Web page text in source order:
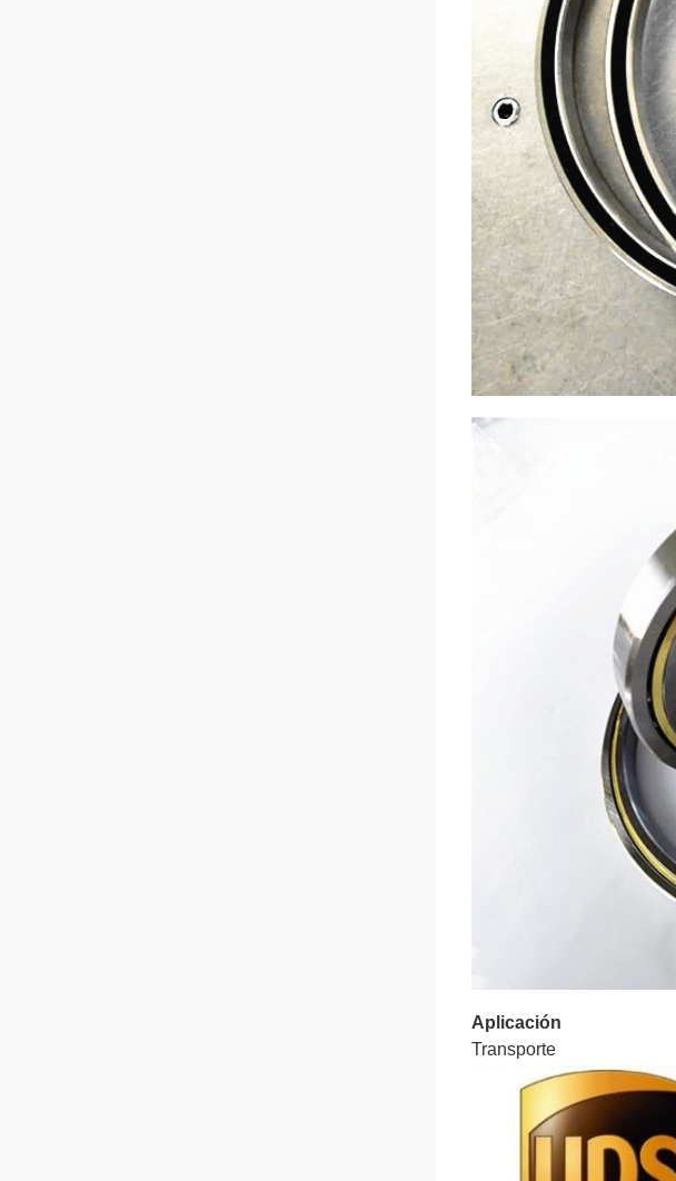
Aplicación
Transporte